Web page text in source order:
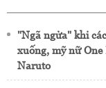
"Ngã ngửa" khi
xuống, mỹ nữ One
Naruto